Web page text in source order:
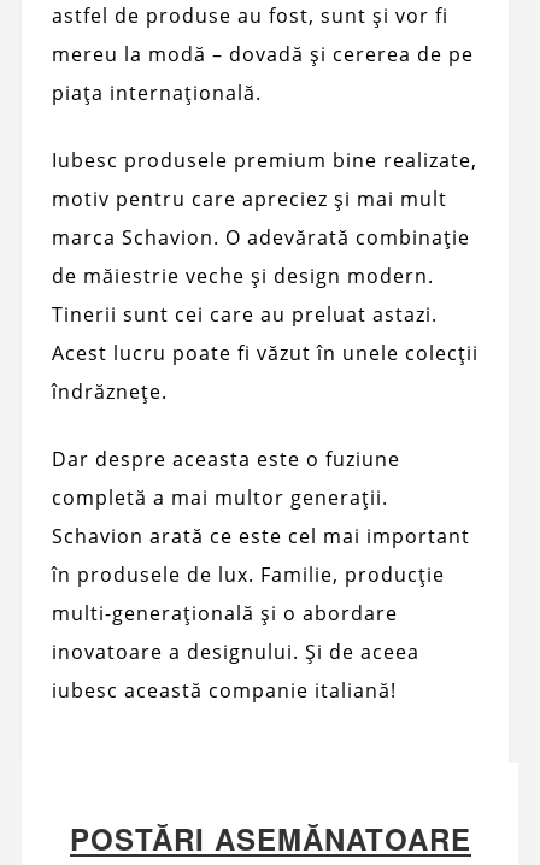
astfel de produse au fost, sunt și vor fi
mereu la modă – dovadă și cererea de pe
piața internațională.
Iubesc produsele premium bine realizate,
motiv pentru care apreciez și mai mult
marca Schavion. O adevărată combinație
de măiestrie veche și design modern.
Tinerii sunt cei care au preluat astazi.
Acest lucru poate fi văzut în unele colecții
îndrăznețe.
Dar despre aceasta este o fuziune
completă a mai multor generații.
Schavion arată ce este cel mai important
în produsele de lux. Familie, producție
multi-generațională și o abordare
inovatoare a designului. Și de aceea
iubesc această companie italiană!
POSTĂRI ASEMĂNATOARE